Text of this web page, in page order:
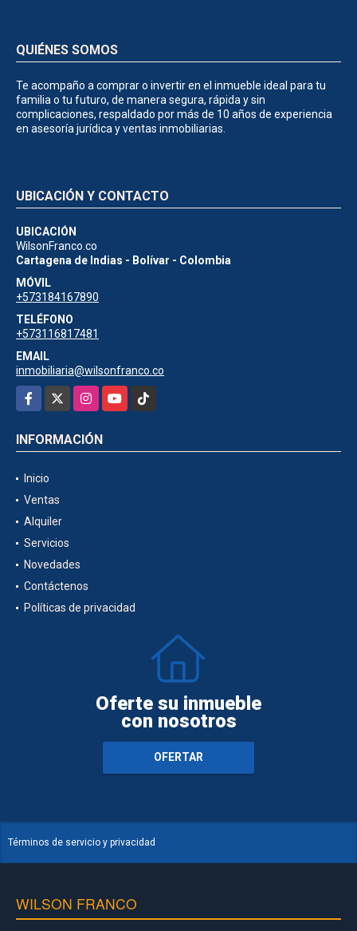
QUIÉNES SOMOS
Te acompaño a comprar o invertir en el inmueble ideal para tu
familia o tu futuro, de manera segura, rápida y sin
complicaciones, respaldado por más de 10 años de experiencia
en asesoría jurídica y ventas inmobiliarias.
UBICACIÓN Y CONTACTO
UBICACIÓN
WilsonFranco.co
Cartagena de Indias - Bolívar - Colombia
MÓVIL
+573184167890
TELÉFONO
+573116817481
EMAIL
inmobiliaria@wilsonfranco.co
Facebook
InstagramYouTubeTikTok
INFORMACIÓN
Inicio
Ventas
Alquiler
Servicios
Novedades
Contáctenos
Políticas de privacidad
Oferte su inmueble
con nosotros
OFERTAR
Términos de servicio y privacidad
WILSON FRANCO